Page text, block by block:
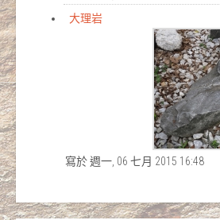
大理岩
寫於 週一, 06 七月 2015 16:48